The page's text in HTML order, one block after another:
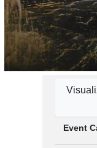
Event